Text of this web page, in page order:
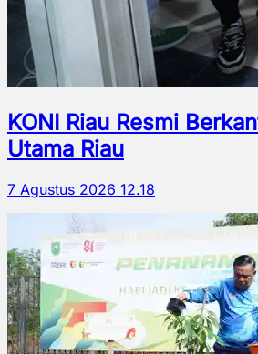
KONI Riau Resmi
Utama Riau
7 Agustus 2026 12.18